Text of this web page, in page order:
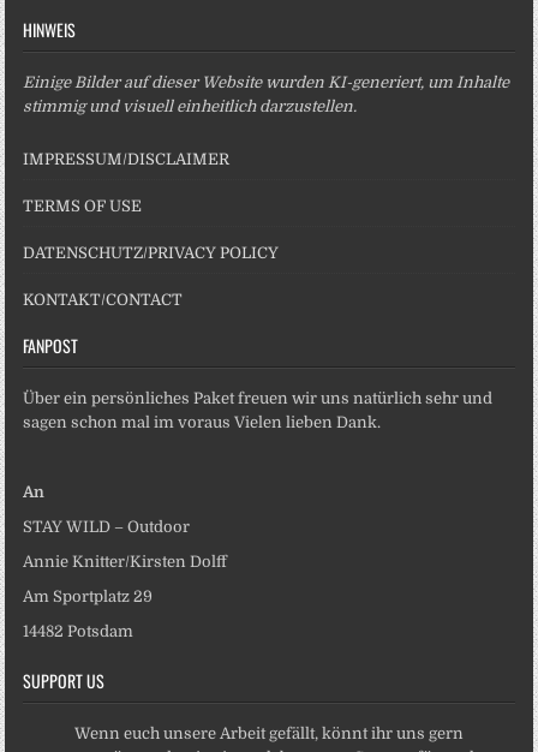
HINWEIS
Einige Bilder auf dieser Website wurden KI-generiert, um Inhalte
stimmig und visuell einheitlich darzustellen.
IMPRESSUM/DISCLAIMER
TERMS OF USE
DATENSCHUTZ/PRIVACY POLICY
KONTAKT/CONTACT
FANPOST
Über ein persönliches Paket freuen wir uns natürlich sehr und
sagen schon mal im voraus Vielen lieben Dank.
An
STAY WILD – Outdoor
Annie Knitter/Kirsten Dolff
Am Sportplatz 29
14482 Potsdam
SUPPORT US
Wenn euch unsere Arbeit gefällt, könnt ihr uns gern